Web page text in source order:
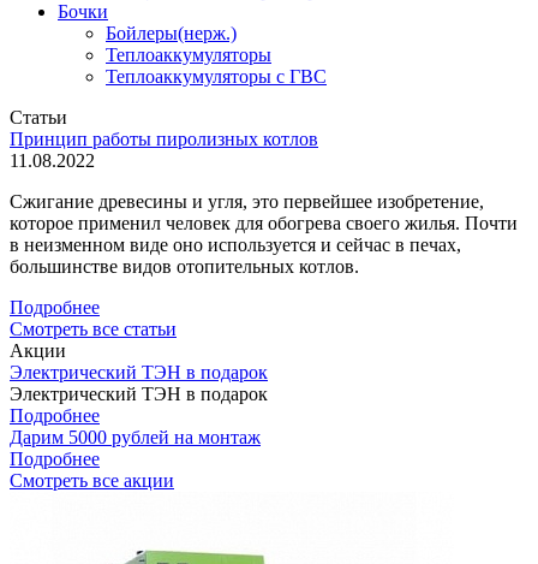
Бочки
Бойлеры(нерж.)
Теплоаккумуляторы
Теплоаккумуляторы с ГВС
Статьи
Принцип работы пиролизных котлов
11.08.2022
Сжигание древесины и угля, это первейшее изобретение,
которое применил человек для обогрева своего жилья. Почти
в неизменном виде оно используется и сейчас в печах,
большинстве видов отопительных котлов.
Подробнее
Смотреть все статьи
Акции
Электрический ТЭН в подарок
Электрический ТЭН в подарок
Подробнее
Дарим 5000 рублей на монтаж
Подробнее
Смотреть все акции